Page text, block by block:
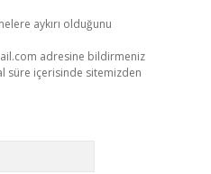
aykırı olduğunu
adresine bildirmeniz
süre içerisinde sitemizden